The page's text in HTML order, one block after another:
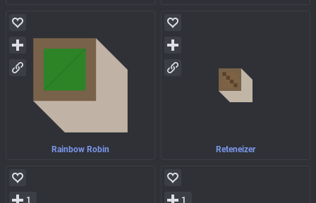
Rainbow Robin Reteneizer
1 1